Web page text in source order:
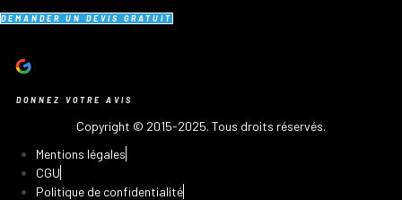
DEMANDER UN DEVIS GRATUIT
DONNEZ VOTRE AVIS
Copyright © 2015-2025. Tous droits réservés.
Mentions légales
CGU
Politique de confidentialité